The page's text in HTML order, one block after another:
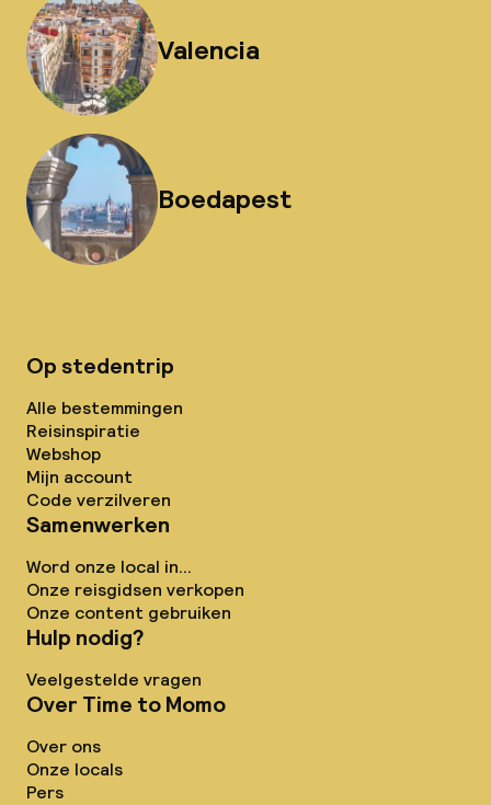
Valencia
Boedapest
Op stedentrip
Alle bestemmingen
Reisinspiratie
Webshop
Mijn account
Code verzilveren
Samenwerken
Word onze local in...
Onze reisgidsen verkopen
Onze content gebruiken
Hulp nodig?
Veelgestelde vragen
Over Time to Momo
Over ons
Onze locals
Pers